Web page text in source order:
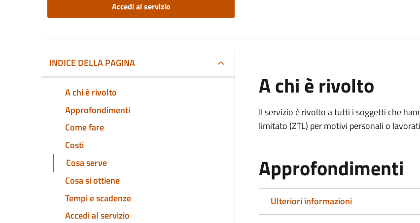
Accedi al servizio
INDICE DELLA PAGINA
A chi è rivolto
Approfondimenti
Come fare
Costi
Cosa serve
Cosa si ottiene
Tempi e scadenze
Accedi al servizio
A chi è rivolto
Il servizio è rivolto a tutti i soggetti che
limitato (ZTL) per motivi personali o
Approfondimenti
Ulteriori informazioni